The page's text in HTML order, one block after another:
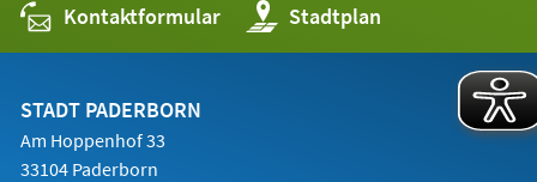
Kontaktformular Stadtplan
(Öffnet
in
einem
STADT PADERBORN
Am Hoppenhof 33
33104 Paderborn